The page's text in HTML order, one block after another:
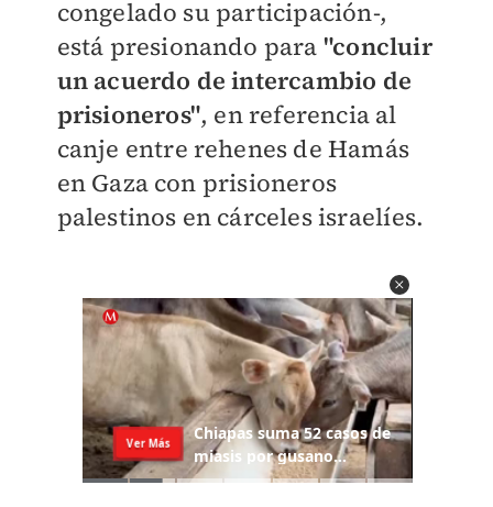
congelado su participación-,
está presionando para "concluir
un acuerdo de intercambio de
prisioneros", en referencia al
canje entre rehenes de Hamás
en Gaza con prisioneros
palestinos en cárceles israelíes.